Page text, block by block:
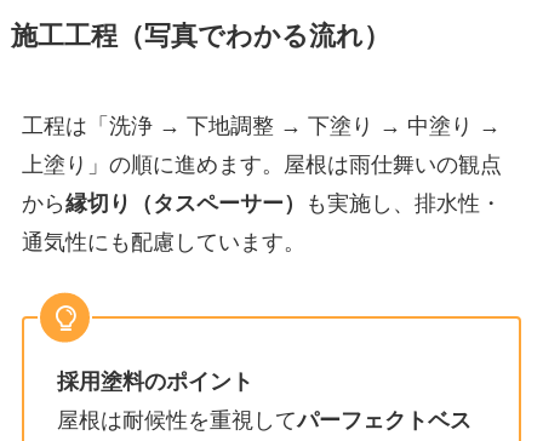
施工工程（写真でわかる流れ）
工程は「洗浄 → 下地調整 → 下塗り → 中塗り →
上塗り」の順に進めます。屋根は雨仕舞いの観点
から縁切り（タスペーサー）
も実施し、排水性・
通気性にも配慮しています。
採用塗料のポイント
屋根は耐候性を重視してパーフェクトベス